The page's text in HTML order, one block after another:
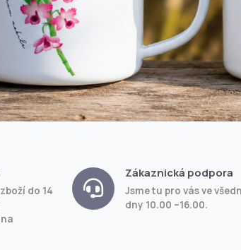
do 14
Zákaznická podpora
Jsme tu pro vás ve
dny 10.00 –16.00.